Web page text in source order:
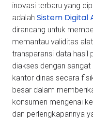
inovasi terbaru yang
adalah Sistem Digital
dirancang untuk
memantau validitas
transparansi data hasil
diakses dengan
kantor dinas secara
besar dalam
konsumen mengenai
dan perlengkapannya